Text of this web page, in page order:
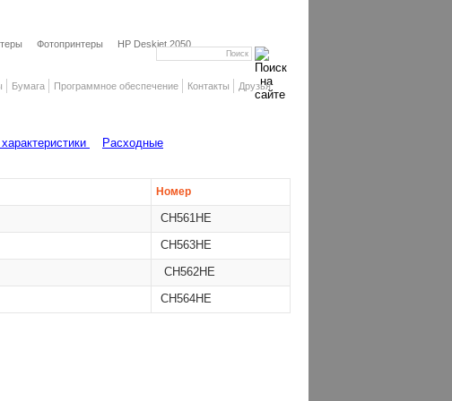
Бумага Программное обеспечение Контакты Друзья
Фотопринтеры
HP Deskjet 2050
характеристики
Расходные
Номер
CH561HE
CH563HE
CH562HE
CH564HE